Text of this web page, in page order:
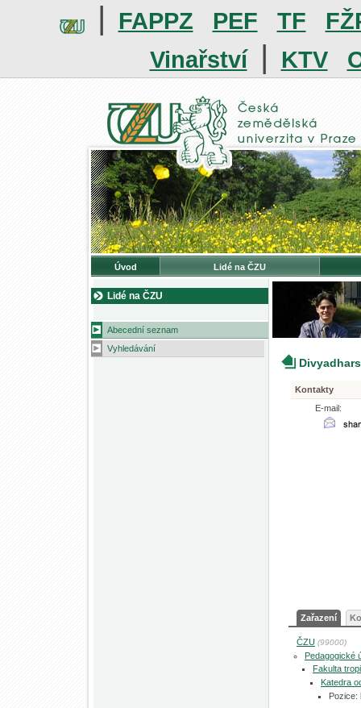
| FAPPZ PEF TF
Vinařství | KTV
Úvod Lidé na ČZU
Lidé na ČZU
Abecední seznam
Vyhledávání
Kontakty
E-mail:
Zařazení
ČZU (99000)
Pedagogické
Fakulta
Katedra
Pozice: